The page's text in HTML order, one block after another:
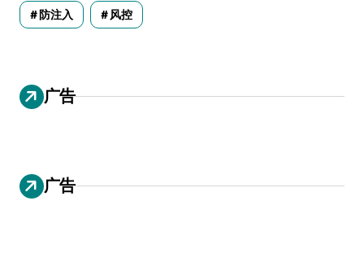
防注入 风控
广告
广告